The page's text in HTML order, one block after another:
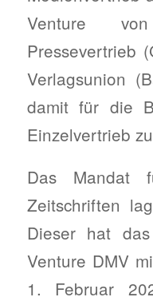
Venture
Pressevertrieb
Verlagsunion
damit für die
Einzelvertrieb
Das Mandat
Zeitschriften
Dieser hat
Venture DMV
1. Februar